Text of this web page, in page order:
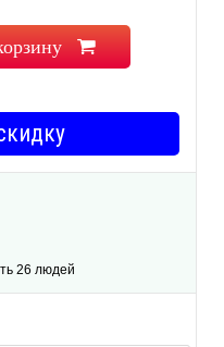
26 людей